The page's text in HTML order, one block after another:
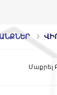
Մաքրել